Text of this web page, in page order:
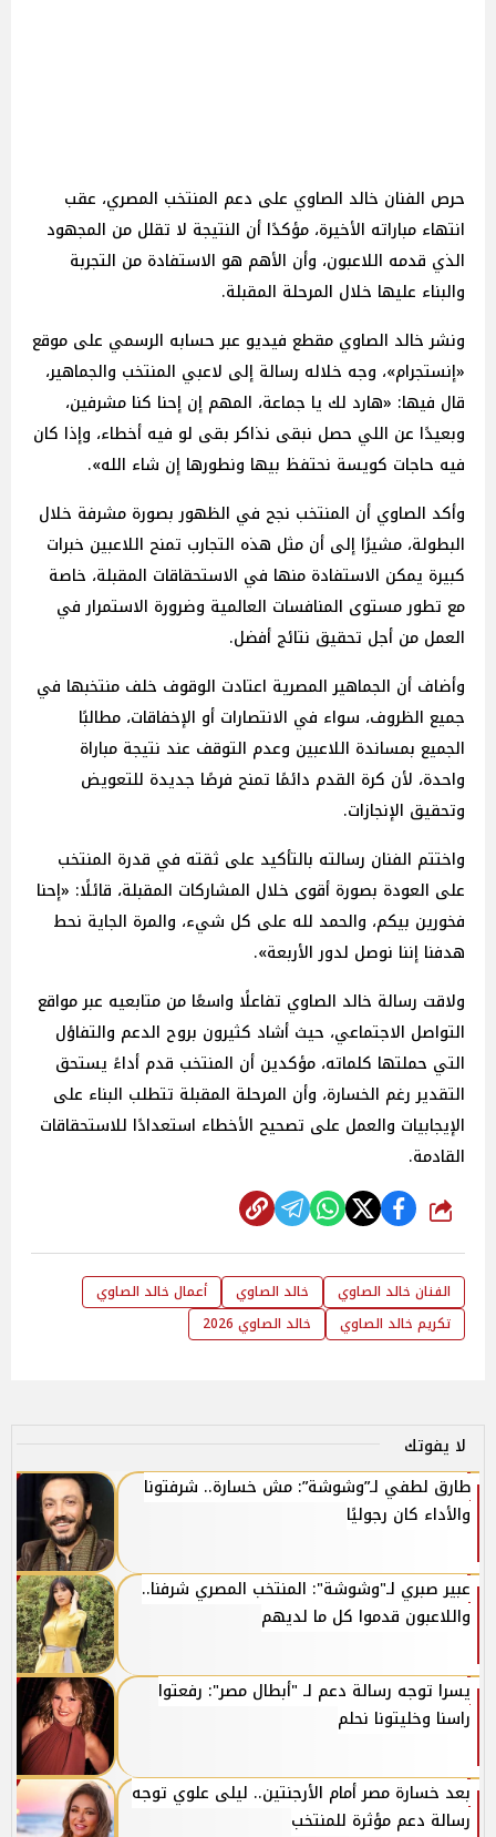
حرص الفنان خالد الصاوي على دعم المنتخب المصري، عقب
انتهاء مباراته الأخيرة، مؤكدًا أن النتيجة لا تقلل من المجهود
الذي قدمه اللاعبون، وأن الأهم هو الاستفادة من التجربة
والبناء عليها خلال المرحلة المقبلة.
ونشر خالد الصاوي مقطع فيديو عبر حسابه الرسمي على موقع
«إنستجرام»، وجه خلاله رسالة إلى لاعبي المنتخب والجماهير،
قال فيها: «هارد لك يا جماعة، المهم إن إحنا كنا مشرفين،
وبعيدًا عن اللي حصل نبقى نذاكر بقى لو فيه أخطاء، وإذا كان
فيه حاجات كويسة نحتفظ بيها ونطورها إن شاء الله».
وأكد الصاوي أن المنتخب نجح في الظهور بصورة مشرفة خلال
البطولة، مشيرًا إلى أن مثل هذه التجارب تمنح اللاعبين خبرات
كبيرة يمكن الاستفادة منها في الاستحقاقات المقبلة، خاصة
مع تطور مستوى المنافسات العالمية وضرورة الاستمرار في
العمل من أجل تحقيق نتائج أفضل.
وأضاف أن الجماهير المصرية اعتادت الوقوف خلف منتخبها في
جميع الظروف، سواء في الانتصارات أو الإخفاقات، مطالبًا
الجميع بمساندة اللاعبين وعدم التوقف عند نتيجة مباراة
واحدة، لأن كرة القدم دائمًا تمنح فرصًا جديدة للتعويض
وتحقيق الإنجازات.
واختتم الفنان رسالته بالتأكيد على ثقته في قدرة المنتخب
على العودة بصورة أقوى خلال المشاركات المقبلة، قائلًا: «إحنا
فخورين بيكم، والحمد لله على كل شيء، والمرة الجاية نحط
هدفنا إننا نوصل لدور الأربعة».
ولاقت رسالة خالد الصاوي تفاعلًا واسعًا من متابعيه عبر مواقع
التواصل الاجتماعي، حيث أشاد كثيرون بروح الدعم والتفاؤل
التي حملتها كلماته، مؤكدين أن المنتخب قدم أداءً يستحق
التقدير رغم الخسارة، وأن المرحلة المقبلة تتطلب البناء على
الإيجابيات والعمل على تصحيح الأخطاء استعدادًا للاستحقاقات
القادمة.
شارك
الفنان خالد الصاوي خالد الصاوي
أعمال خالد الصاوي
تكريم خالد الصاوي
خالد الصاوي 2026
لا يفوتك
طارق لطفي لـ”وشوشة”: مش خسارة.. شرفتونا
والأداء كان رجوليًا
عبير صبري لـ"وشوشة": المنتخب المصري شرفنا..
واللاعبون قدموا كل ما لديهم
يسرا توجه رسالة دعم لـ "أبطال مصر": رفعتوا
راسنا وخليتونا نحلم
بعد خسارة مصر أمام الأرجنتين.. ليلى علوي توجه
رسالة دعم مؤثرة للمنتخب